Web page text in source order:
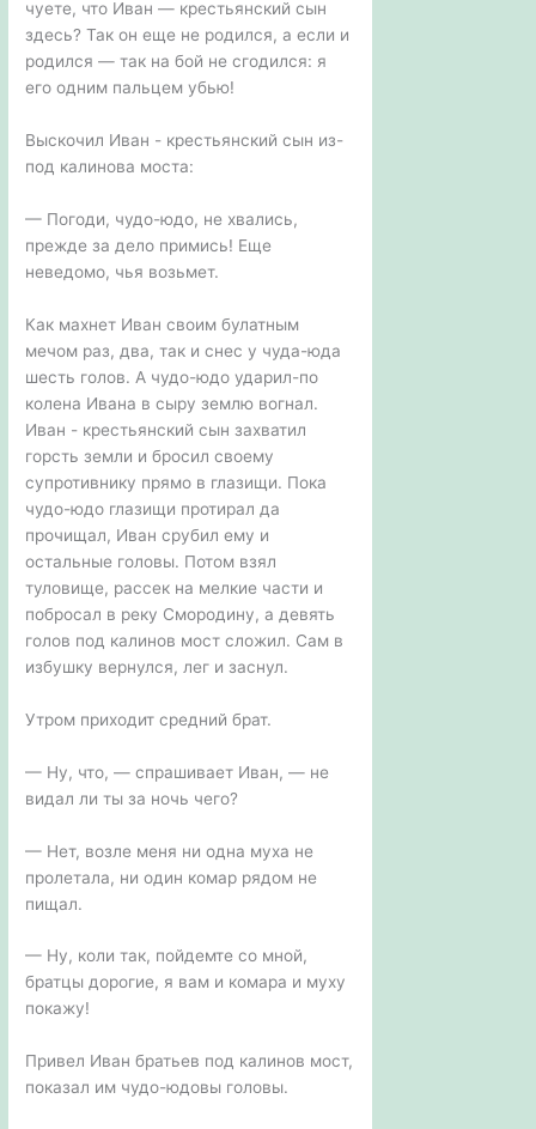
чуете, что Иван — крестьянский сын
здесь? Так он еще не родился, а если и
родился — так на бой не сгодился: я
его одним пальцем убью!
Выскочил Иван - крестьянский сын из-
под калинова моста:
— Погоди, чудо-юдо, не хвались,
прежде за дело примись! Еще
неведомо, чья возьмет.
Как махнет Иван своим булатным
мечом раз, два, так и снес у чуда-юда
шесть голов. А чудо-юдо ударил-по
колена Ивана в сыру землю вогнал.
Иван - крестьянский сын захватил
горсть земли и бросил своему
супротивнику прямо в глазищи. Пока
чудо-юдо глазищи протирал да
прочищал, Иван срубил ему и
остальные головы. Потом взял
туловище, рассек на мелкие части и
побросал в реку Смородину, а девять
голов под калинов мост сложил. Сам в
избушку вернулся, лег и заснул.
Утром приходит средний брат.
— Ну, что, — спрашивает Иван, — не
видал ли ты за ночь чего?
— Нет, возле меня ни одна муха не
пролетала, ни один комар рядом не
пищал.
— Ну, коли так, пойдемте со мной,
братцы дорогие, я вам и комара и муху
покажу!
Привел Иван братьев под калинов мост,
показал им чудо-юдовы головы.